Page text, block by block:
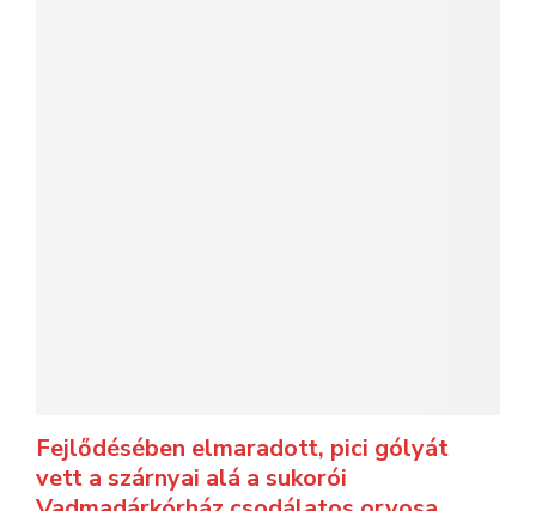
Fejlődésében elmaradott, pici gólyát
vett a szárnyai alá a sukorói